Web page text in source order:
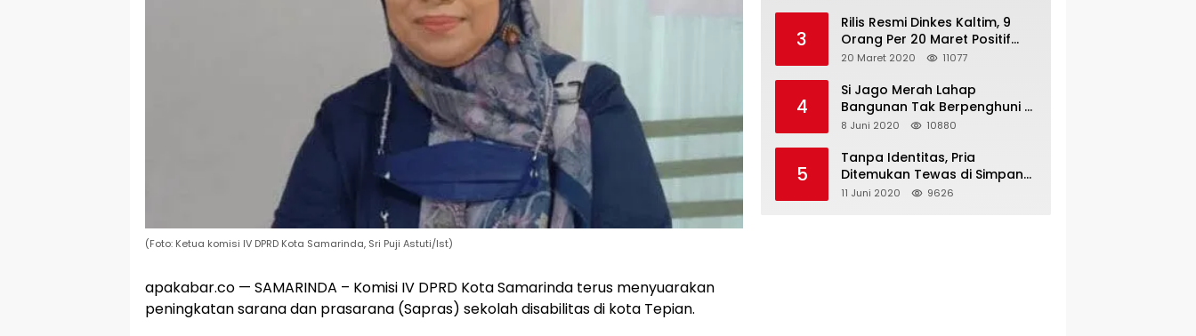
(Foto: Ketua komisi IV DPRD Kota Samarinda, Sri Puji Astuti/Ist)
apakabar.co — SAMARINDA – Komisi IV DPRD Kota Samarinda terus menyuarakan
peningkatan sarana dan prasarana (Sapras) sekolah disabilitas di kota Tepian.
3
Rilis Resmi Dinkes Kaltim, 9
Orang Per 20 Maret Positif
Covid-19
20 Maret 2020 11077
4
Si Jago Merah Lahap
Bangunan Tak Berpenghuni di
Jalan Kadrie Oening
8 Juni 2020 10880
5
Tanpa Identitas, Pria
Ditemukan Tewas di Simpang
Tiga Jalan Kesuma Bangsa
11 Juni 2020 9626